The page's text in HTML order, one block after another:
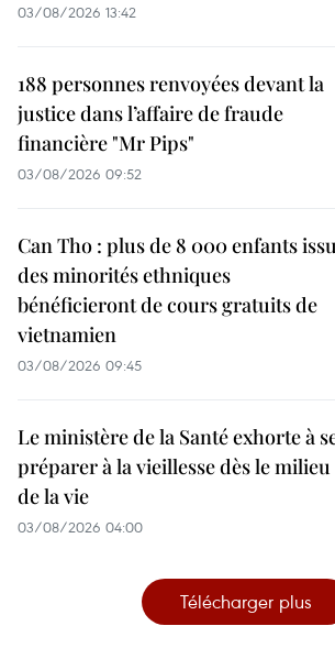
03/08/2026 13:42
188 personnes renvoyées devant la
justice dans l’affaire de fraude
financière "Mr Pips"
03/08/2026 09:52
Can Tho : plus de 8 000 enfants
des minorités ethniques
bénéficieront de cours gratuits de
vietnamien
03/08/2026 09:45
Le ministère de la Santé exhorte à
préparer à la vieillesse dès le milieu
de la vie
03/08/2026 04:00
Télécharger plus